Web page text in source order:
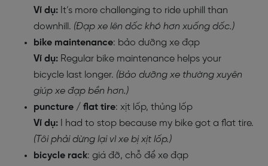
Ví dụ: It’s more challenging to ride uphill than
downhill. (Đạp xe lên dốc khó hơn xuống dốc.)
bike maintenance: bảo dưỡng xe đạp
Ví dụ: Regular bike maintenance helps your
bicycle last longer. (Bảo dưỡng xe thường xuyên
giúp xe đạp bền hơn.)
puncture / flat tire: xịt lốp, thủng lốp
Ví dụ: I had to stop because my bike got a flat tire.
(Tôi phải dừng lại vì xe bị xịt lốp.)
bicycle rack: giá đỡ, chỗ để xe đạp